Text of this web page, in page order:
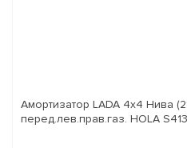
Амортизатор LADA 4x4 Нива
перед.лев.прав.газ. HOLA